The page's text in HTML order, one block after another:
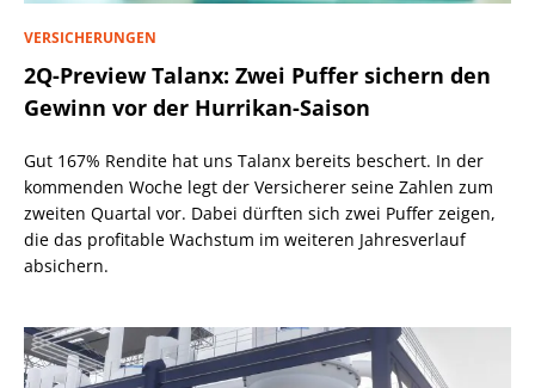
VERSICHERUNGEN
2Q-Preview Talanx: Zwei Puffer sichern den
Gewinn vor der Hurrikan-Saison
Gut 167% Rendite hat uns Talanx bereits beschert. In der
kommenden Woche legt der Versicherer seine Zahlen zum
zweiten Quartal vor. Dabei dürften sich zwei Puffer zeigen,
die das profitable Wachstum im weiteren Jahresverlauf
absichern.